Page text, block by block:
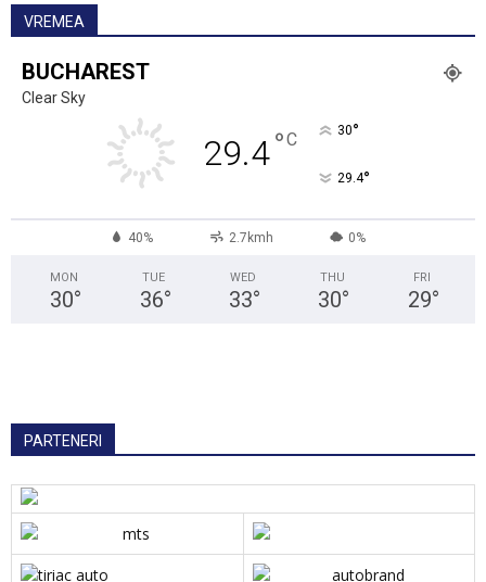
VREMEA
BUCHAREST
Clear Sky
29.4°C 30°
29.4°
40% 2.7kmh 0%
MON
30°
TUE
36°
WED
33°
THU
30°
FRI
29°
PARTENERI